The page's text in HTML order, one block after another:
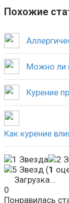
Похожие
Можно ли
Курение
Как курение
(1
Загрузка...
0
Понравилась